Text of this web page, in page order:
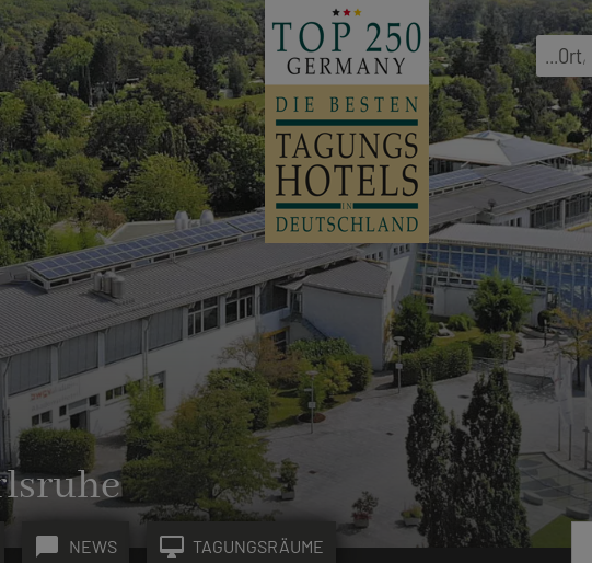
...Ort,
chat_bubble NEWS desktop_mac TAGUNGSRÄUME